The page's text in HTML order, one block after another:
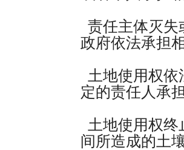
责任主体灭失
政府依法承担
土地使用权
定的责任人承
土地使用权
间所造成的土